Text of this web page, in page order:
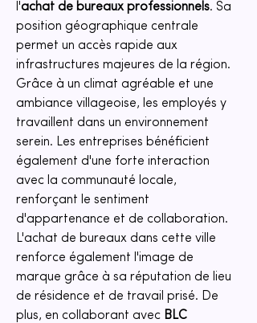
l'achat de bureaux professionnels. Sa
position géographique centrale
permet un accès rapide aux
infrastructures majeures de la région.
Grâce à un climat agréable et une
ambiance villageoise, les employés y
travaillent dans un environnement
serein. Les entreprises bénéficient
également d'une forte interaction
avec la communauté locale,
renforçant le sentiment
d'appartenance et de collaboration.
L'achat de bureaux dans cette ville
renforce également l'image de
marque grâce à sa réputation de lieu
de résidence et de travail prisé. De
plus, en collaborant avec BLC